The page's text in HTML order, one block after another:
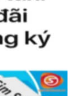
ở khoản lựa số,